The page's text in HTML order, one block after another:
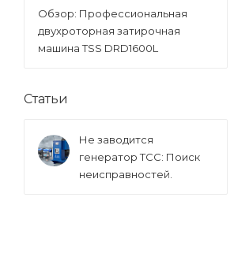
Обзор: Профессиональная
двухроторная затирочная
машина TSS DRD1600L
Статьи
Не заводится
генератор ТСС: Поиск
неисправностей.